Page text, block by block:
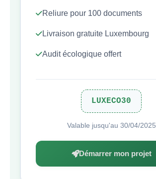
Reliure pour 100 documents
Livraison gratuite Luxembourg
Audit écologique offert
LUXECO30
Valable jusqu'au 30/04/2025
Démarrer mon projet